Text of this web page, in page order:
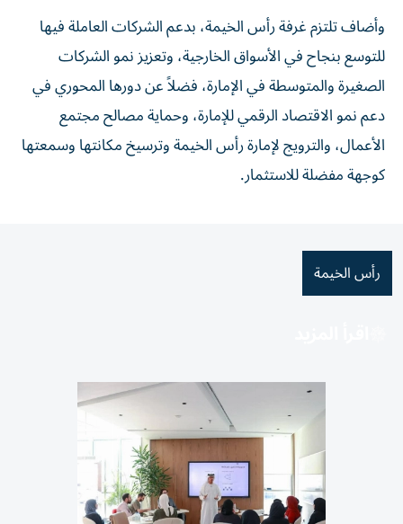
وأضاف تلتزم غرفة رأس الخيمة، بدعم الشركات العاملة فيها
للتوسع بنجاح في الأسواق الخارجية، وتعزيز نمو الشركات
الصغيرة والمتوسطة في الإمارة، فضلاً عن دورها المحوري في
دعم نمو الاقتصاد الرقمي للإمارة، وحماية مصالح مجتمع
الأعمال، والترويج لإمارة رأس الخيمة وترسيخ مكانتها وسمعتها
كوجهة مفضلة للاستثمار.
رأس الخيمة